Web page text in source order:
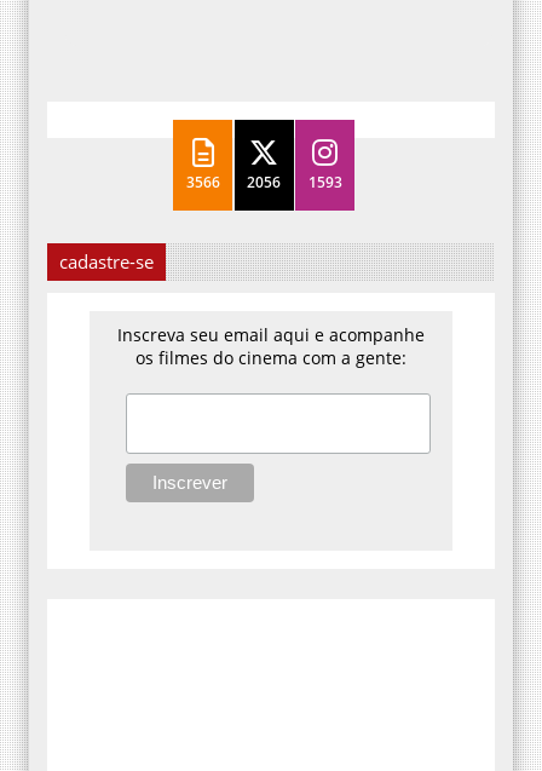
3566 2056 1593
cadastre-se
Inscreva seu email aqui e acompanhe
os filmes do cinema com a gente: